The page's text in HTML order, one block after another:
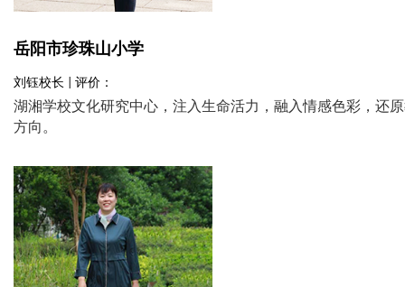
岳阳市珍珠山小学
刘钰校长 | 评价：
湖湘学校文化研究中心，注入生命活力，融入情感色彩，还
方向。